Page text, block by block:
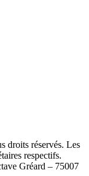
droits réservés. Les
respectifs.
Gréard – 75007